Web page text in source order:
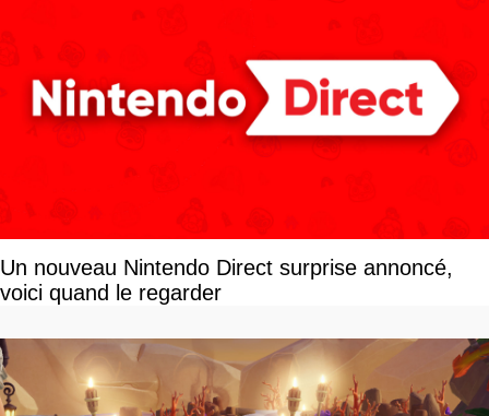
Un nouveau Nintendo Direct surprise annoncé,
voici quand le regarder